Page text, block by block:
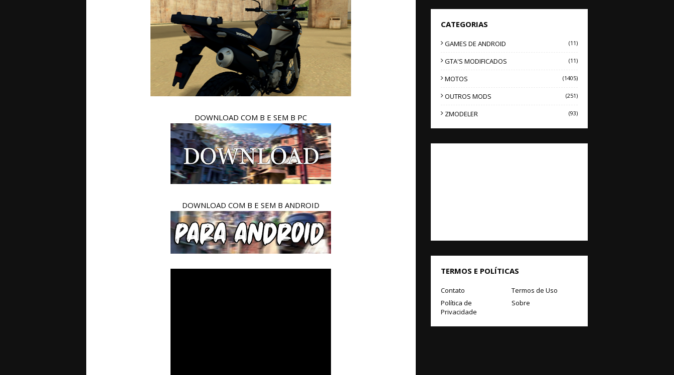
DOWNLOAD COM B E SEM B PC
DOWNLOAD COM B E SEM B ANDROID
CATEGORIAS
GAMES DE ANDROID (11)
GTA'S MODIFICADOS (11)
MOTOS (1405)
OUTROS MODS (251)
ZMODELER (93)
TERMOS E POLÍTICAS
Contato
Termos de Uso
Política de
Privacidade
Sobre